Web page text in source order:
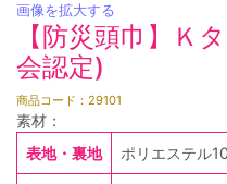
画像を拡大する
【防災頭巾】
会認定)
商品コード：29101
素材：
表地・裏地
ポリエステル